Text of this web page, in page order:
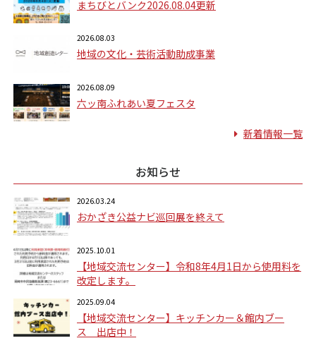
まちびとバンク2026.08.04更新
2026.08.03
地域の文化・芸術活動助成事業
2026.08.09
六ッ南ふれあい夏フェスタ
新着情報一覧
お知らせ
2026.03.24
おかざき公益ナビ巡回展を終えて
2025.10.01
【地域交流センター】令和8年4月1日から使用料を
改定します。
2025.09.04
【地域交流センター】キッチンカー＆館内ブー
ス 出店中！